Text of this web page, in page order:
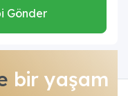
Gönder
bir yaşam